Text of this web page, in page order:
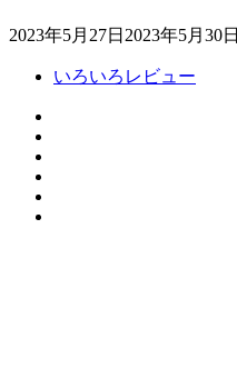
2023年5月27日 2023年5月30日
いろいろレビュー